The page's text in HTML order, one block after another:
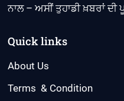
ਨਾਲ – ਅਸੀਂ ਤੁਹਾਡੀ ਖ਼ਬਰਾਂ ਦੀ
Quick links
About Us
Terms & Condition